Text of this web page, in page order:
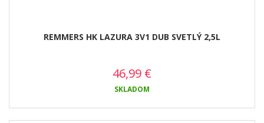
REMMERS HK LAZURA 3V1 DUB SVETLÝ 2,5L
46,99 €
SKLADOM